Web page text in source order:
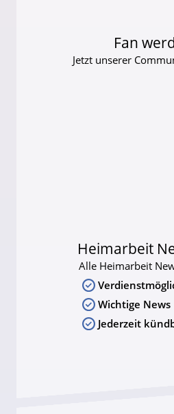
Fan
Jetzt unserer
Heimarbeit
Alle Heimarbeit
Wichtige News
Jederzeit